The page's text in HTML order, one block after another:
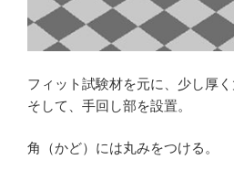
フィット試験材を元に、少し厚く
そして、手回し部を設置。
角（かど）には丸みをつける。